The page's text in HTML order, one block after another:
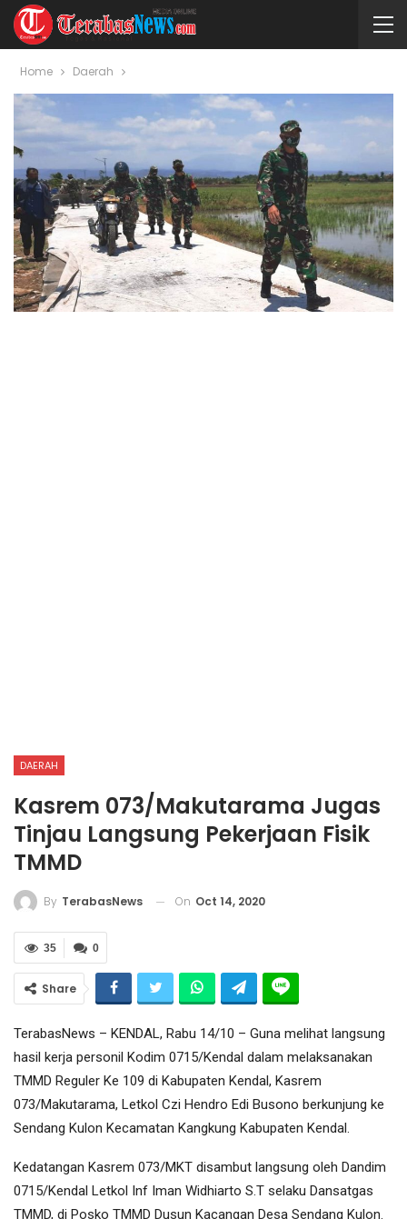
Home Daerah
DAERAH
Kasrem 073/Makutarama Jugas
Tinjau Langsung Pekerjaan Fisik
TMMD
By TerabasNews On Oct 14, 2020
0
35
Share
TerabasNews – KENDAL, Rabu 14/10 – Guna melihat langsung
hasil kerja personil Kodim 0715/Kendal dalam melaksanakan
TMMD Reguler Ke 109 di Kabupaten Kendal, Kasrem
073/Makutarama, Letkol Czi Hendro Edi Busono berkunjung ke
Sendang Kulon Kecamatan Kangkung Kabupaten Kendal.
Kedatangan Kasrem 073/MKT disambut langsung oleh Dandim
0715/Kendal Letkol Inf Iman Widhiarto S.T selaku Dansatgas
TMMD, di Posko TMMD Dusun Kacangan Desa Sendang Kulon.